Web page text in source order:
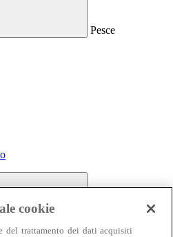
Pesce
cookie
del trattamento dei dati acquisiti